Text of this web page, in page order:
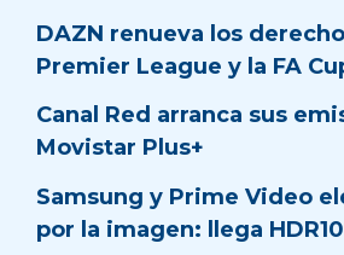
DAZN renueva los
Premier League y la FA
Canal Red arranca sus
Movistar Plus+
Samsung y Prime Video
por la imagen: llega